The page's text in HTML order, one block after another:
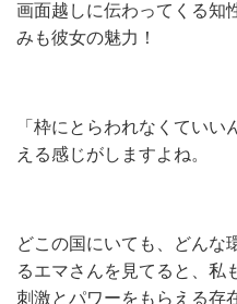
画面越しに伝わってくる知
みも彼女の魅力！
「枠にとらわれなくてい
える感じがしますよね。
どこの国にいても、どんな
るエマさんを見てると、私
刺激とパワーをもらえる存